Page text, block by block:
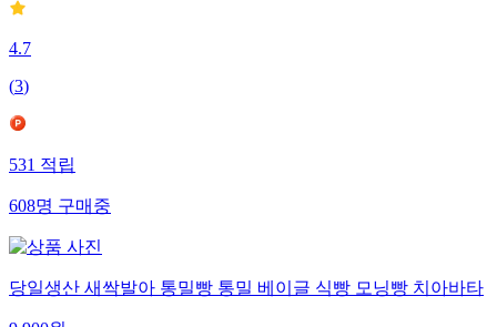
4.7
(3)
531적립
608명구매중
당일생산 새싹발아 통밀빵 통밀 베이글 식빵 모닝빵 치아바타